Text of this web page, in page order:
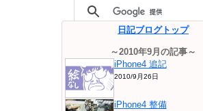
日記ブログトップ
～2010年9月の記事～
iPhone4 追記
2010/9月26日
iPhone4 整備